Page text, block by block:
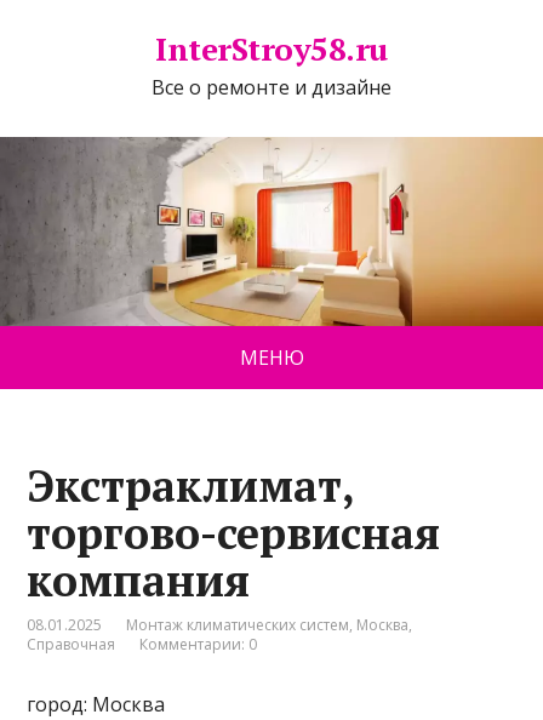
InterStroy58.ru
Все о ремонте и дизайне
МЕНЮ
Экстраклимат,
торгово-сервисная
компания
08.01.2025 Монтаж климатических систем, Москва,
Справочная
Комментарии: 0
город: Москва